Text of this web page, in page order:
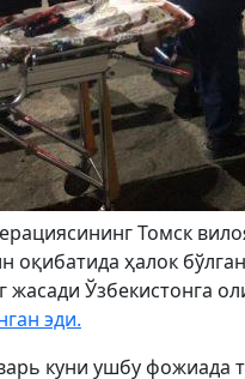
Томск
оқибатида ҳалок
жасади Ўзбекистонга
эди.
куни ушбу фожиада